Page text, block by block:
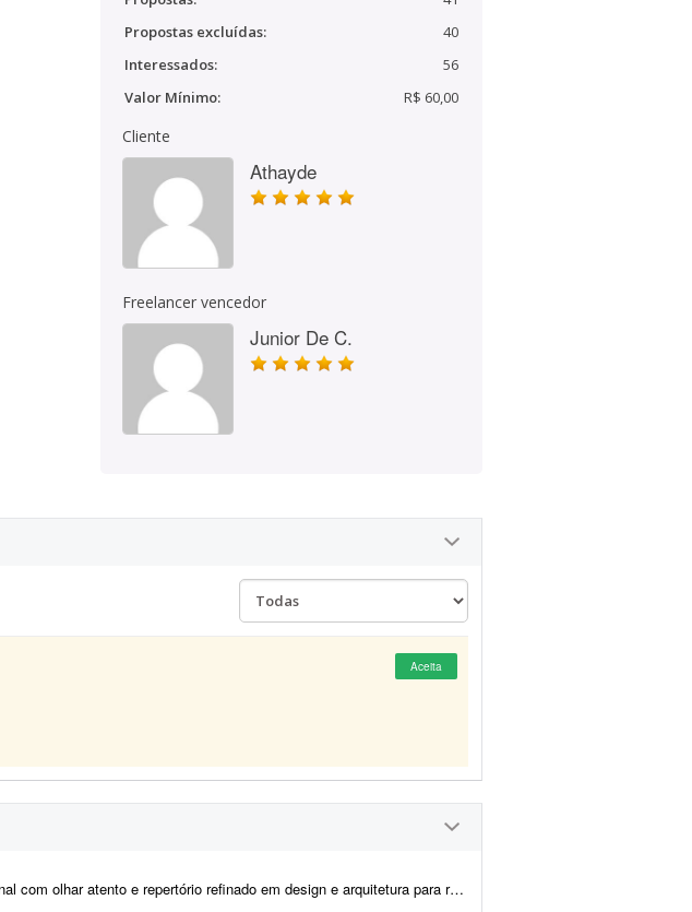
Propostas excluídas:
40
Interessados:
56
Valor Mínimo:
R$ 60,00
Cliente
Athayde
Freelancer vencedor
Junior De C.
Aceita
refinado em design e arquitetura para repensar e construir a estratégia do Pinterest da minha marca de móveis. O proje...